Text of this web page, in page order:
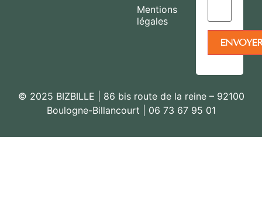
Mentions
légales
© 2025 BIZBILLE | 86 bis route de la reine – 92100
Boulogne-Billancourt | 06 73 67 95 01